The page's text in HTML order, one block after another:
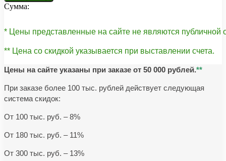
Сумма:
* Цены представленные на сайте не являются публичной
** Цена со скидкой указывается при выставлении счета.
Цены на сайте указаны при заказе от 50 000 рублей.**
При заказе более 100 тыс. рублей действует следующая
система скидок:
От 100 тыс. руб. – 8%
От 180 тыс. руб. – 11%
От 300 тыс. руб. – 13%